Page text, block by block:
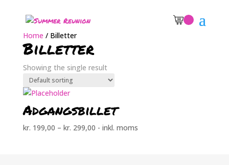
Home / Billetter
Billetter
Showing the single result
Adgangsbillet
kr. 199,00 – kr. 299,00 - inkl. moms